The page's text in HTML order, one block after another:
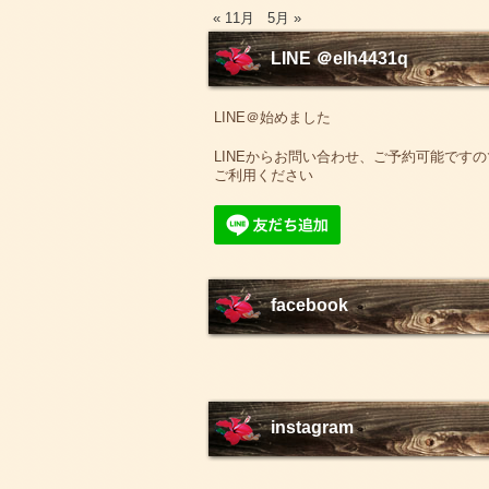
« 11月 5月 »
LINE ＠elh4431q
LINE＠始めました
LINEからお問い合わせ、ご予約可能です
ご利用ください
facebook
instagram